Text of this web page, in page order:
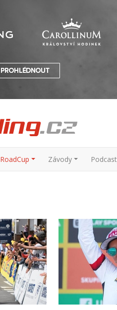
RoadCup
Závody